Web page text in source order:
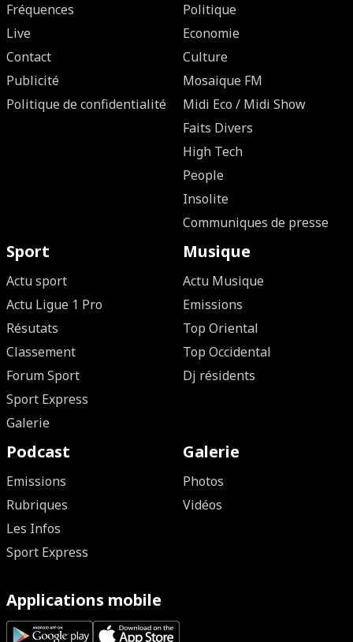
Fréquences
Live
Contact
Publicité
Politique de confidentialité
Politique
Economie
Culture
Mosaique FM
Midi Eco / Midi Show
Faits Divers
High Tech
People
Insolite
Communiques de presse
Sport
Actu sport
Actu Ligue 1 Pro
Résutats
Classement
Forum Sport
Sport Express
Galerie
Musique
Actu Musique
Emissions
Top Oriental
Top Occidental
Dj résidents
Podcast
Emissions
Rubriques
Les Infos
Sport Express
Galerie
Photos
Vidéos
Applications mobile